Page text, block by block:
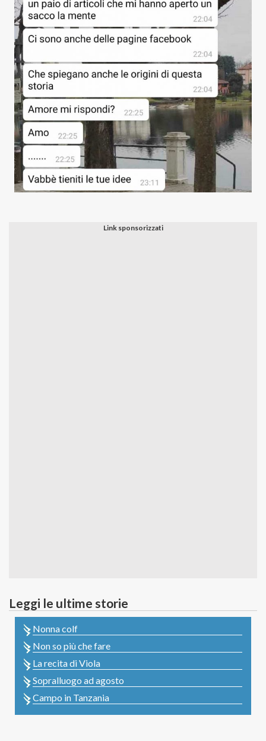
Leggi le ultime storie
Nonna colf
Non so più che fare
La recita di Viola
Sopralluogo ad agosto
Campo in Tanzania